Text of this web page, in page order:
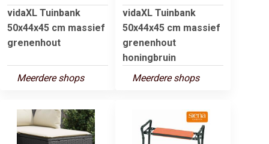
vidaXL Tuinbank
50x44x45 cm massief
grenenhout
Meerdere shops
vidaXL Tuinbank
50x44x45 cm massief
grenenhout
honingbruin
Meerdere shops